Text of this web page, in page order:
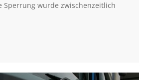
Sperrung wurde zwischenzeitlich